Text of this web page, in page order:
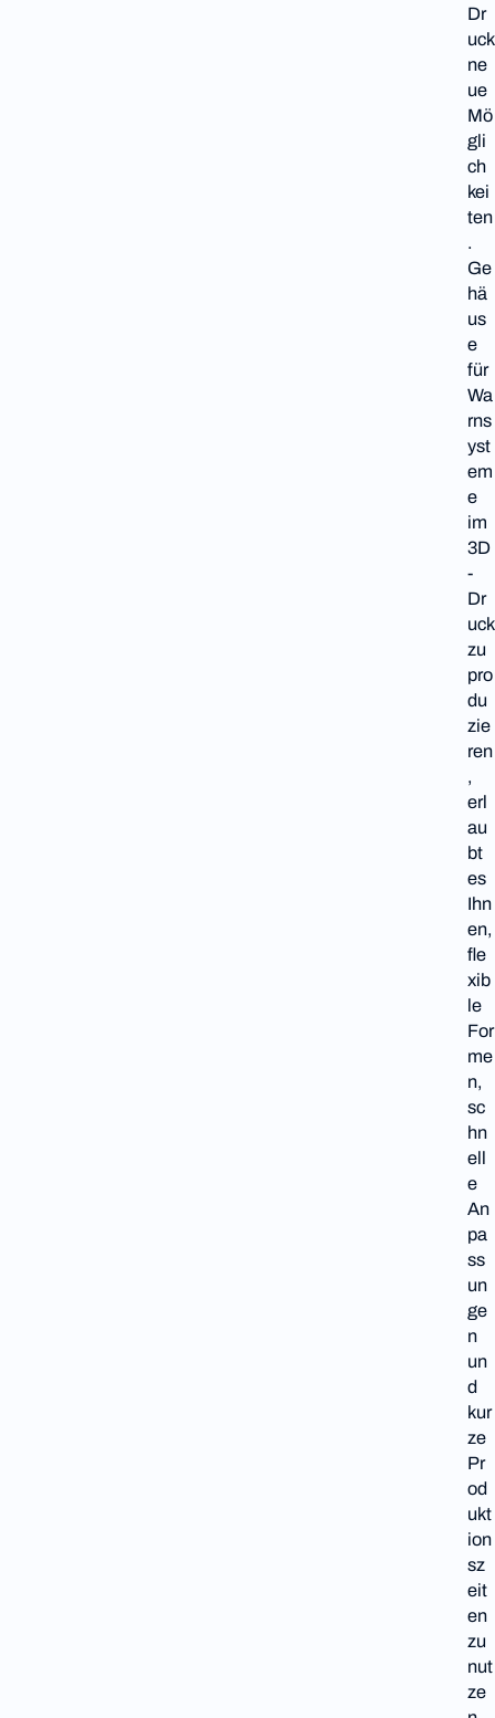
Dr
uck
ne
ue
Mö
gli
ch
kei
ten
.
Ge
hä
us
e
für
Wa
rns
yst
em
e
im
3D
-
Dr
uck
zu
pro
du
zie
ren
,
erl
au
bt
es
Ihn
en,
fle
xib
le
For
me
n,
sc
hn
ell
e
An
pa
ss
un
ge
n
un
d
kur
ze
Pr
od
ukt
ion
sz
eit
en
zu
nut
ze